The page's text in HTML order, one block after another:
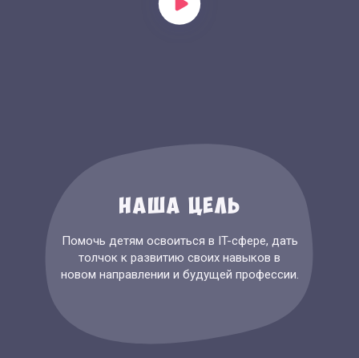
Наша цель
Помочь детям освоиться в IT-сфере, дать
толчок к развитию своих навыков в
новом направлении и будущей профессии.